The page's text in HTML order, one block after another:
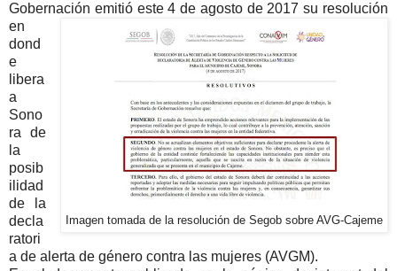
Gobernación emitió este 4 de agosto de
Imagen tomada de la resolución de Segob sobre AVG-Cajeme
2017 su resolución
en
dond
e
libera
a
Sono
ra de
la
posib
ilidad
de la
decla
ratori
a de alerta de género contra las mujeres (AVGM).